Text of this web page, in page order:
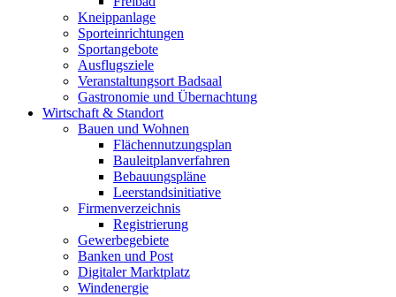
Kneippanlage
Sporteinrichtungen
Sportangebote
Ausflugsziele
Veranstaltungsort Badsaal
Gastronomie und Übernachtung
Wirtschaft & Standort
Bauen und Wohnen
Flächennutzungsplan
Bauleitplanverfahren
Bebauungspläne
Leerstandsinitiative
Firmenverzeichnis
Registrierung
Gewerbegebiete
Banken und Post
Digitaler Marktplatz
Windenergie